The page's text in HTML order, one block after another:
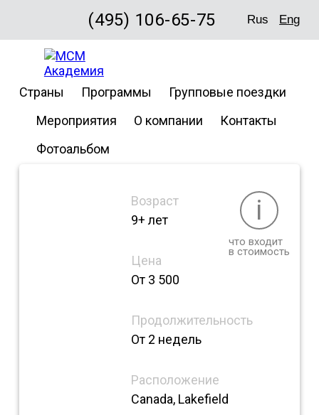
(495) 106-65-75 Rus Eng
Страны Программы
Групповые поездки
Мероприятия
О компании
Контакты
Фотоальбом
CISS at
Lakefield
Возраст
9+ лет
i
что входит
в стоимость
Цена
От 3 500
Продолжительность
От 2 недель
Расположение
Canada, Lakefield